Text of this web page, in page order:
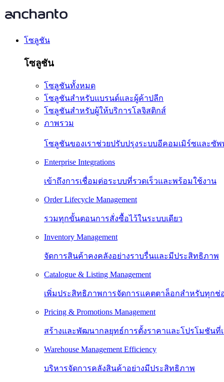
โซลูชัน
โซลูชัน
โซลูชันทั้งหมด
โซลูชันสำหรับแบรนด์และผู้ค้าปลีก
โซลูชันสำหรับผู้ให้บริการโลจิสติกส์
ภาพรวม
โซลูชันของเราช่วยปรับปรุงระบบอีคอมเมิร์ซและ
Enterprise Integrations
เข้าถึงการเชื่อมต่อระบบที่รวดเร็วและพร้อมใช้งาน
Order Lifecycle Management
รวมทุกขั้นตอนการสั่งซื้อไว้ในระบบเดียว
Inventory Management
จัดการสินค้าคงคลังอย่างราบรื่นและมีประสิทธิภาพ
Catalogue & Listing Management
เพิ่มประสิทธิภาพการจัดการแคตตาล็อกสำหรับทุกช่
Pricing & Promotions Management
สร้างและพัฒนากลยุทธ์การตั้งราคาและโปรโมชันที่
Warehouse Management Efficiency
บริหารจัดการคลังสินค้าอย่างมีประสิทธิภาพ